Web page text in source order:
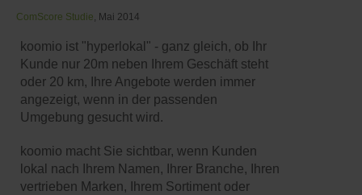
ComScore Studie, Mai 2014
koomio ist "hyperlokal" - ganz gleich, ob Ihr
Kunde nur 20m neben Ihrem Geschäft steht
oder 20 km, Ihre Angebote werden immer
angezeigt, wenn in der passenden
Umgebung gesucht wird.
koomio macht Sie sichtbar, wenn Kunden
lokal nach Ihrem Namen, Ihrer Branche, Ihren
vertrieben Marken, Ihrem Sortiment oder